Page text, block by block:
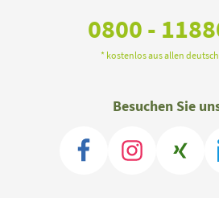
0800 -
* kostenlos aus allen
Besuchen Sie